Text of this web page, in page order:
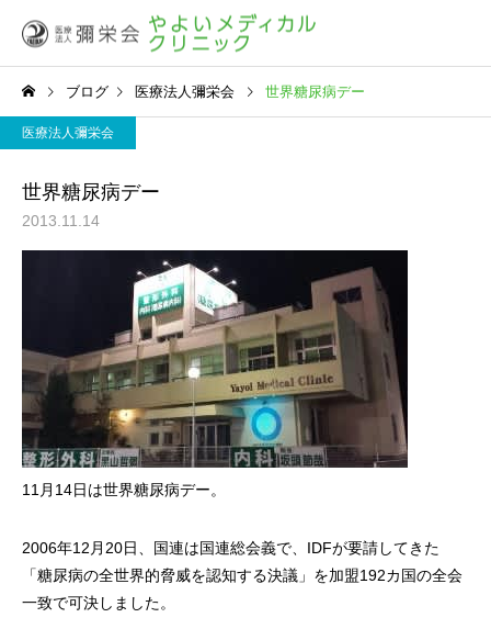
ブログ 医療法人彌栄会 世界糖尿病デー
医療法人彌栄会
世界糖尿病デー
2013.11.14
11月14日は世界糖尿病デー。
2006年12月20日、国連は国連総会義で、IDFが要請してきた
「糖尿病の全世界的脅威を認知する決議」を加盟192カ国の全会
一致で可決しました。